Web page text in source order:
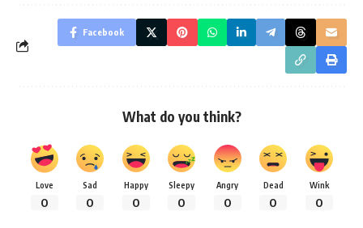
Facebook
What do you think?
Love
0
Sad
0
Happy
0
Sleepy
0
Angry
0
Dead
0
Wink
0